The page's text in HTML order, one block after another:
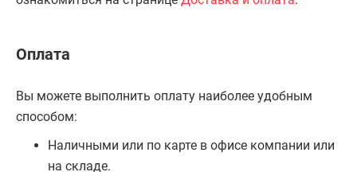
Оплата
Вы можете выполнить оплату наиболее удобным
способом:
Наличными или по карте в офисе компании или
на складе.